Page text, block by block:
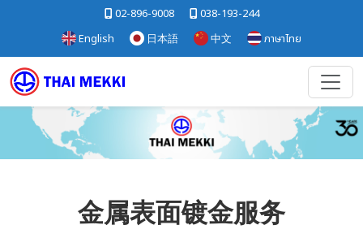
02-896-9008
038-193-244
English
日本語 中文 ภาษาไทย
金属表面镀金服务